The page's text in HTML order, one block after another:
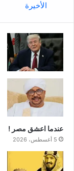
الأخيرة
عندما اعشق مصر !
5 أغسطس، 2026